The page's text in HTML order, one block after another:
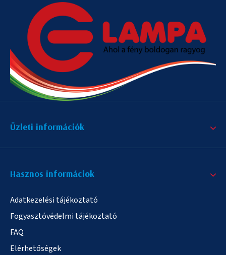
Üzleti információk
Hasznos informáciok
Adatkezelési tájékoztató
Fogyasztóvédelmi tájékoztató
FAQ
Elérhetőségek